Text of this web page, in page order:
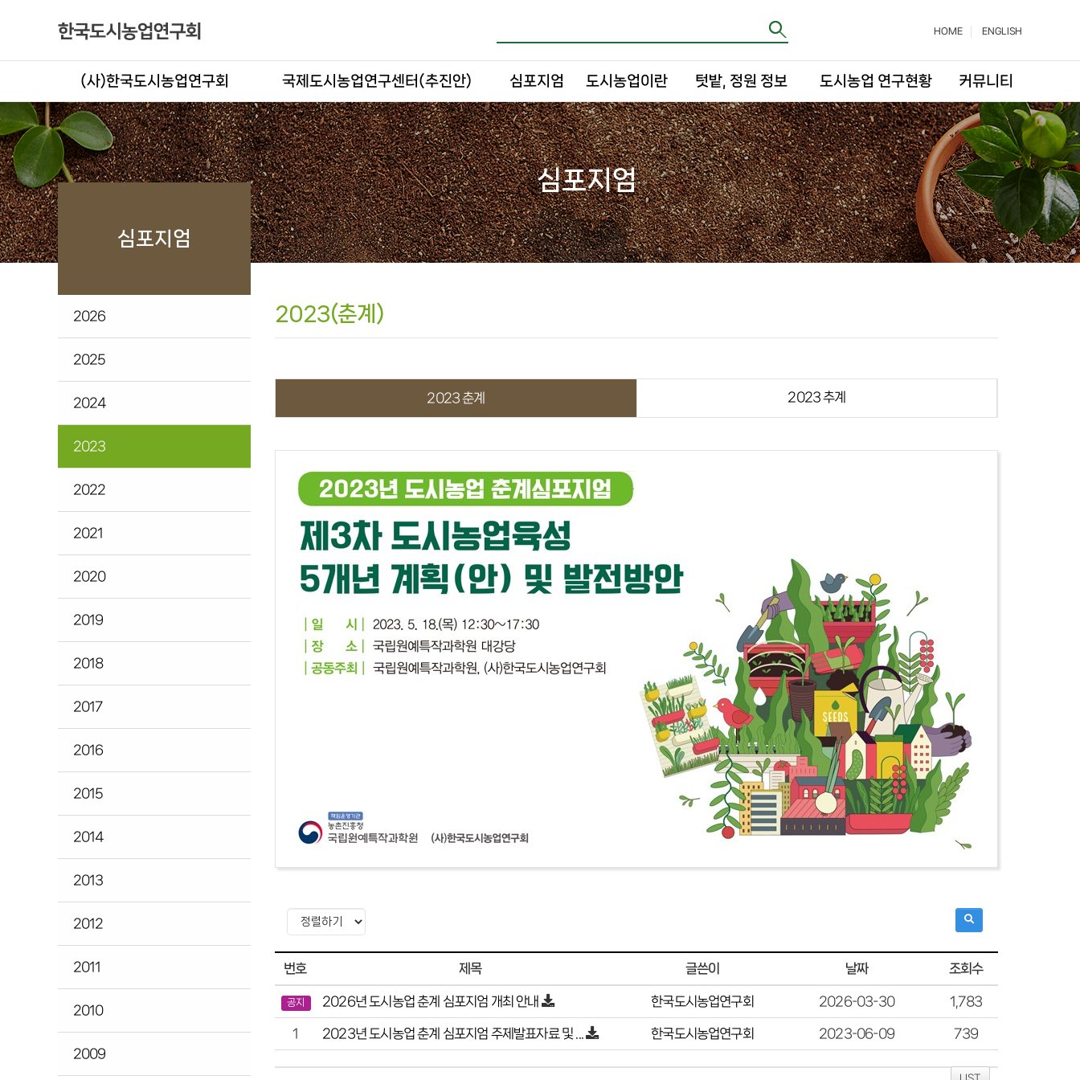
HOME ENGLISH
(사)한국도시농업연구회 국제도시농업연구센터(추진안) 심포지엄 도시농업이란 텃밭, 정원 정보 도시농업 연구현황 커뮤니티
심포지엄
심포지엄
2026
2025
2024
2023
2022
2021
2020
2019
2018
2017
2016
2015
2014
2013
2012
2011
2010
2009
2023(춘계)
2023 춘계 2023 추계
번호 제목 글쓴이 날짜 조회수
공지 2026년 도시농업 춘계 심포지엄 개최 안내 한국도시농업연구회 2026-03-30 1,783
1 2023년 도시농업 춘계 심포지엄 주제발표자료 및 ... 한국도시농업연구회 2023-06-09 739